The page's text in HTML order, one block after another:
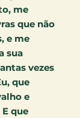
me
que não
e me
sua
vezes
que
e
que